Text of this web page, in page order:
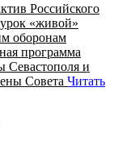
Российского
«живой»
оборонам
программа
Севастополя и
Совета Читать